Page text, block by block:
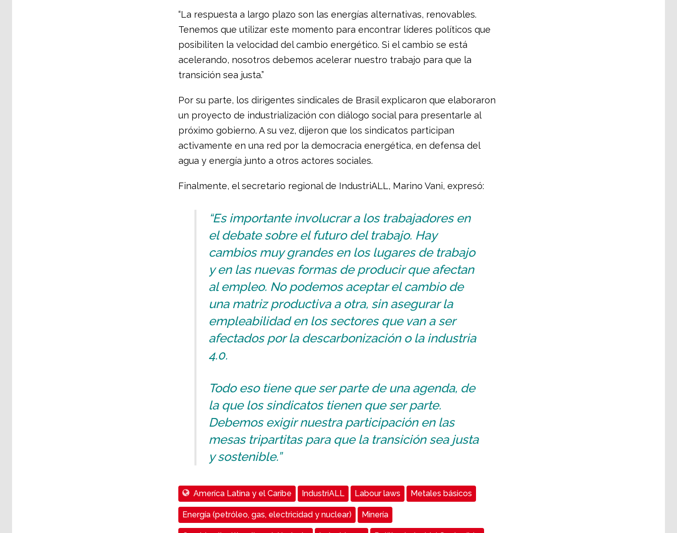
“La respuesta a largo plazo son las energías alternativas, renovables.
Tenemos que utilizar este momento para encontrar líderes políticos que
posibiliten la velocidad del cambio energético. Si el cambio se está
acelerando, nosotros debemos acelerar nuestro trabajo para que la
transición sea justa.”
Por su parte, los dirigentes sindicales de Brasil explicaron que elaboraron
un proyecto de industrialización con diálogo social para presentarle al
próximo gobierno. A su vez, dijeron que los sindicatos participan
activamente en una red por la democracia energética, en defensa del
agua y energía junto a otros actores sociales.
Finalmente, el secretario regional de IndustriALL, Marino Vani, expresó:
“Es importante involucrar a los trabajadores en
el debate sobre el futuro del trabajo. Hay
cambios muy grandes en los lugares de trabajo
y en las nuevas formas de producir que afectan
al empleo. No podemos aceptar el cambio de
una matriz productiva a otra, sin asegurar la
empleabilidad en los sectores que van a ser
afectados por la descarbonización o la industria
4.0.
Todo eso tiene que ser parte de una agenda, de
la que los sindicatos tienen que ser parte.
Debemos exigir nuestra participación en las
mesas tripartitas para que la transición sea justa
y sostenible.”
Ameríca Latina y el Caribe IndustriALL Labour laws Metales básicos
Energía (petróleo, gas, electricidad y nuclear) Minería